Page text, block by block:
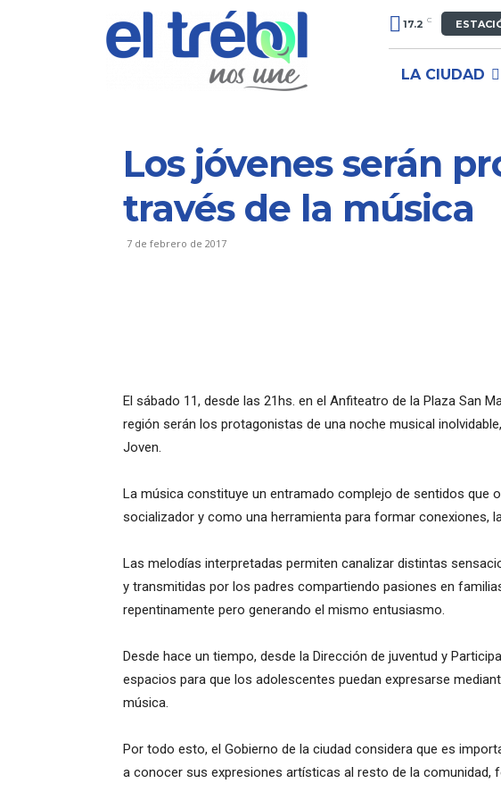
17.2 C
LA CIUDAD
Los jóvenes serán
través de la música
7 de febrero de 2017
El sábado 11, desde las 21hs. en el Anfiteatro de la Plaza San
región serán los protagonistas de una noche musical
Joven.
La música constituye un entramado complejo de sentidos que
socializador y como una herramienta para formar conexiones,
Las melodías interpretadas permiten canalizar distintas
y transmitidas por los padres compartiendo pasiones en
repentinamente pero generando el mismo entusiasmo.
Desde hace un tiempo, desde la Dirección de juventud y
espacios para que los adolescentes puedan expresarse
música.
Por todo esto, el Gobierno de la ciudad considera que es
a conocer sus expresiones artísticas al resto de la comunidad,